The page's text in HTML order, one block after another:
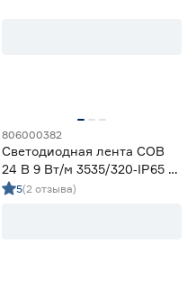
806000382
Светодиодная лента COB
24 В 9 Вт/м 3535/320‑IP65 5
мм теплый 3 м Geniled
5(2 отзыва)